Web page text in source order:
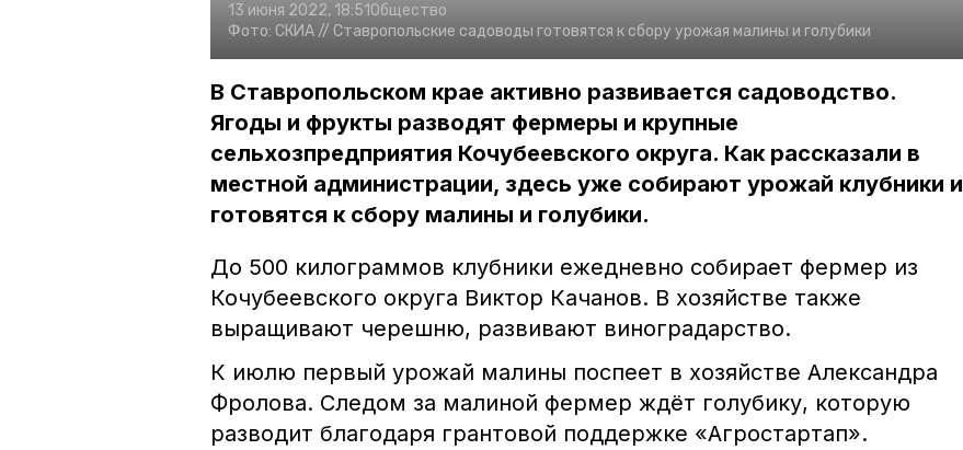
13 июня 2022, 18:51Общество
Фото: СКИА // Ставропольские садоводы готовятся к сбору урожая малины и голубики
В Ставропольском крае активно развивается садоводство.
Ягоды и фрукты разводят фермеры и крупные
сельхозпредприятия Кочубеевского округа. Как рассказали в
местной администрации, здесь уже собирают урожай клубники и
готовятся к сбору малины и голубики.
До 500 килограммов клубники ежедневно собирает фермер из
Кочубеевского округа Виктор Качанов. В хозяйстве также
выращивают черешню, развивают виноградарство.
К июлю первый урожай малины поспеет в хозяйстве Александра
Фролова. Следом за малиной фермер ждёт голубику, которую
разводит благодаря грантовой поддержке «Агростартап».